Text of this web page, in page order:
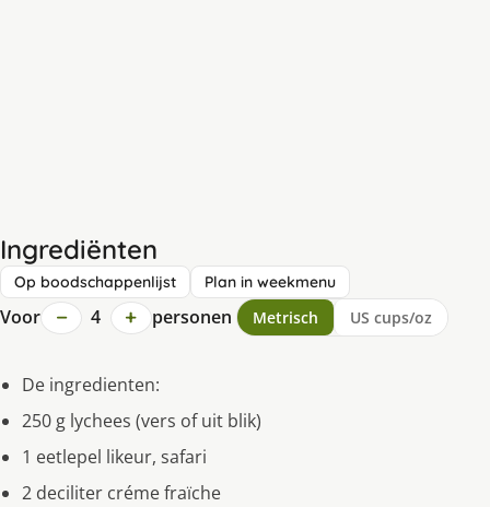
Ingrediënten
Op boodschappenlijst Plan in weekmenu
Voor − 4 + personen Metrisch US cups/oz
De ingredienten:
250 g lychees (vers of uit blik)
1 eetlepel likeur, safari
2 deciliter créme fraïche